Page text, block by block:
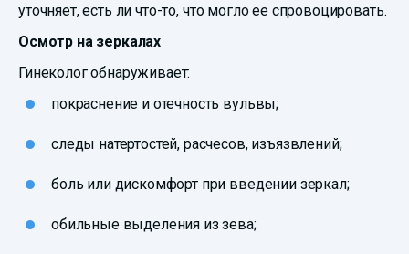
уточняет, есть ли что-то, что могло ее спровоцировать.
Осмотр на зеркалах
Гинеколог обнаруживает:
покраснение и отечность вульвы;
следы натертостей, расчесов, изъязвлений;
боль или дискомфорт при введении зеркал;
обильные выделения из зева;